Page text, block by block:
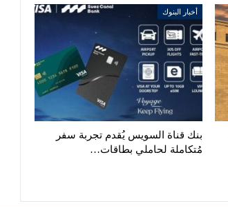
أخبار البنوك
بنك قناة السويس يُقدم تجربة سفر
مُتكاملة لحاملي بطاقات…